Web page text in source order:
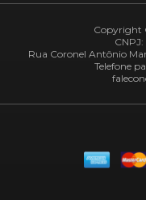
Copyright
Rua Coronel Antônio
Telefone